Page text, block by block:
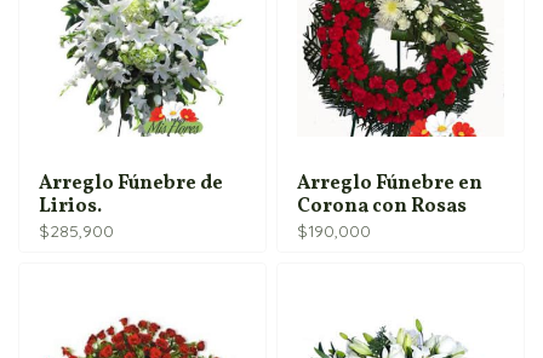
Arreglo Fúnebre de
Lirios.
$285,900
Arreglo Fúnebre en
Corona con Rosas
$190,000